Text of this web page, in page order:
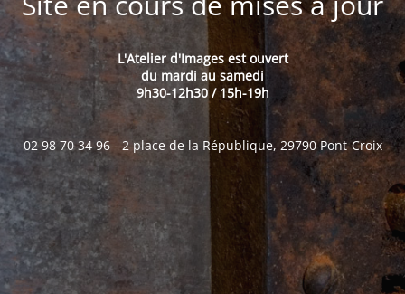
L'Atelier d'Images est ouvert
du mardi au samedi
9h30-12h30 / 15h-19h
02 98 70 34 96 - 2 place de la République, 29790 Pont-Croix